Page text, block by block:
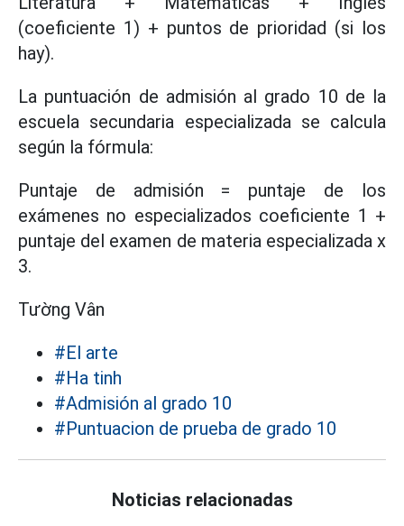
(coeficiente 1) + puntos de prioridad (si los
hay).
La puntuación de admisión al grado 10 de la
escuela secundaria especializada se calcula
según la fórmula:
Puntaje de admisión = puntaje de los
exámenes no especializados coeficiente 1 +
puntaje del examen de materia especializada x
3.
Tường Vân
#El arte
#Ha tinh
#Admisión al grado 10
#Puntuacion de prueba de grado 10
Noticias relacionadas